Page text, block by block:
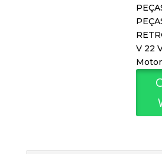
V 22